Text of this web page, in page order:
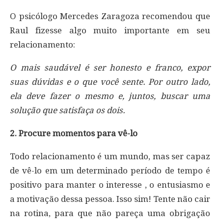
O psicólogo Mercedes Zaragoza recomendou que
Raul fizesse algo muito importante em seu
relacionamento:
O mais saudável é ser honesto e franco, expor
suas dúvidas e o que você sente. Por outro lado,
ela deve fazer o mesmo e, juntos, buscar uma
solução que satisfaça os dois.
2. Procure momentos para vê-lo
Todo relacionamento é um mundo, mas ser capaz
de vê-lo em um determinado período de tempo é
positivo para manter o interesse , o entusiasmo e
a motivação dessa pessoa. Isso sim! Tente não cair
na rotina, para que não pareça uma obrigação